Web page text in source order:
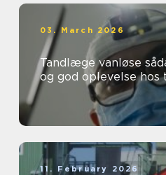
03. March 2026
Tandlæge vanløse sådan får du en tryg
og god oplevelse
11. February 2026